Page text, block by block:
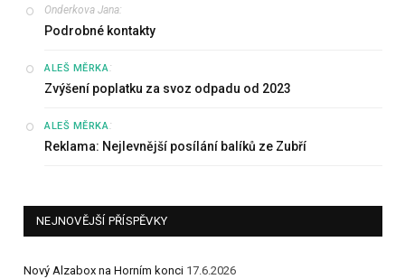
Onderkova Jana:
Podrobné kontakty
ALEŠ MĚRKA:
Zvýšení poplatku za svoz odpadu od 2023
ALEŠ MĚRKA:
Reklama: Nejlevnější posílání balíků ze Zubří
NEJNOVĚJŠÍ PŘÍSPĚVKY
Nový Alzabox na Horním konci 17.6.2026